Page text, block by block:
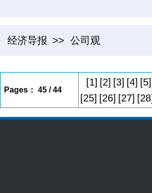
经济导报 >> 公司观
Pages： 45 / 44
[1] [2] [3] [4] [5]
[25] [26] [27] [28]